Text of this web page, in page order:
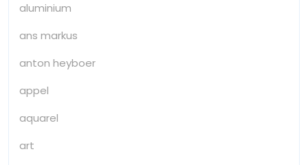
aluminium
ans markus
anton heyboer
appel
aquarel
art